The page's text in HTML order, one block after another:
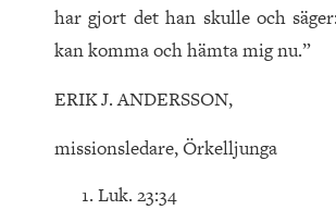
har gjort det han skulle och
kan komma och hämta mig nu.”
ERIK J. ANDERSSON,
missionsledare, Örkelljunga
Luk. 23:34